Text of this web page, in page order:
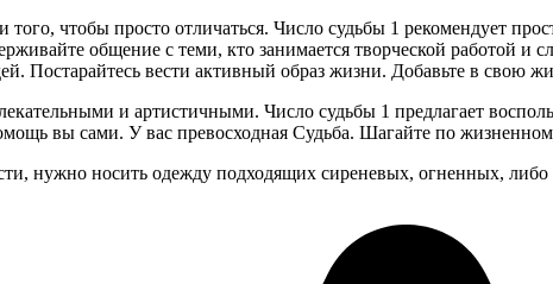
того, чтобы просто отличаться. Число судьбы 1 рекомендует
общение с теми, кто занимается творческой работой и
Постарайтесь вести активный образ жизни. Добавьте в свою
и артистичными. Число судьбы 1 предлагает
вы сами. У вас превосходная Судьба. Шагайте по
нужно носить одежду подходящих сиреневых, огненных,